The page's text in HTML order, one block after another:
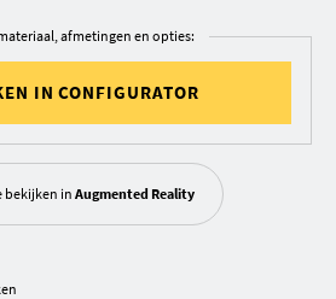
afmetingen en opties:
IN CONFIGURATOR
bekijken in Augmented Reality